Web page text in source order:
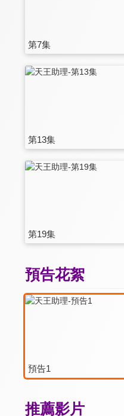
第7集
第13集
第19集
預告花絮
預告1
推薦影片